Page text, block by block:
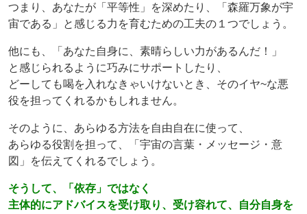
つまり、あなたが「平等性」を深めたり、「森羅万象が宇
宙である」と感じる力を育むための工夫の１つでしょう。
他にも、「あなた自身に、素晴らしい力があるんだ！」
と感じられるように巧みにサポートしたり、
どーしても喝を入れなきゃいけないとき、そのイヤ~な悪
役を担ってくれるかもしれません。
そのように、あらゆる方法を自由自在に使って、
あらゆる役割を担って、「宇宙の言葉・メッセージ・意
図」を伝えてくれるでしょう。
そうして、「依存」ではなく
主体的にアドバイスを受け取り、受け容れて、自分自身を